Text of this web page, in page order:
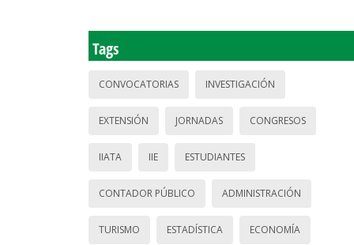
Tags
CONVOCATORIAS INVESTIGACIÓN
EXTENSIÓN JORNADAS CONGRESOS
IIATA IIE ESTUDIANTES
CONTADOR PÚBLICO ADMINISTRACIÓN
TURISMO ESTADÍSTICA ECONOMÍA